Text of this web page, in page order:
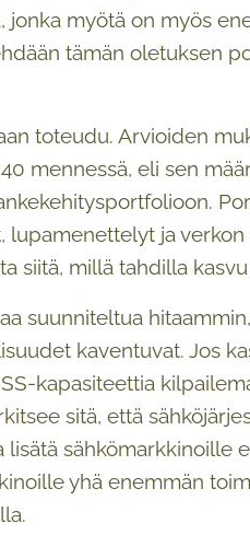
jonka myötä on myös
tämän oletuksen
toteudu. Arvioiden
mennessä, eli sen
lupamenettelyt ja
siitä, millä tahdilla
suunniteltua
kaventuvat. Jos
kapasiteettia
sitä, että
sähkömarkkinoille
yhä enemmän